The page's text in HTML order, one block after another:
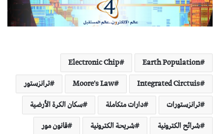
Earth Population
Electronic Chip
Integrated Circtuis
Moore's Law
ترانزستور
ترانزستورات
دارات متكاملة
سكان الكرة الأرضية
شرائح الكترونية
شريحة الكترونية قانون مور